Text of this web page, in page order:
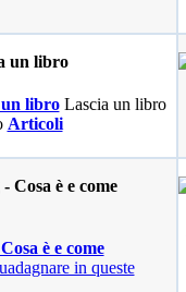
libroLascia un libro
Articoli
è e come
in queste